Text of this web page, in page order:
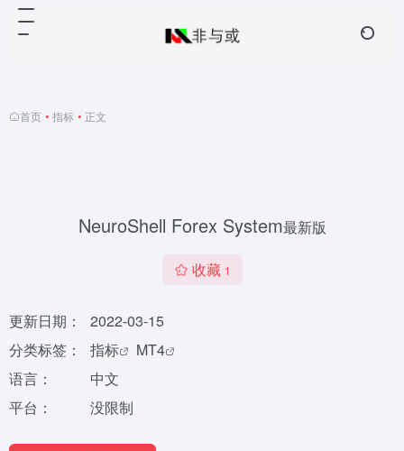
首页 • 指标 • 正文
NeuroShell Forex System最新版
收藏 1
更新日期：
2022-03-15
分类标签：
指标
MT4
语言：
中文
平台：
没限制